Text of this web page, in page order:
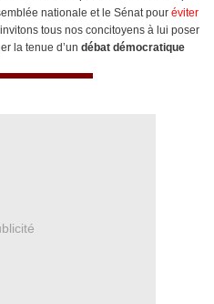
nationale et le Sénat pour éviter
tous nos concitoyens à lui poser
la tenue d’un débat démocratique